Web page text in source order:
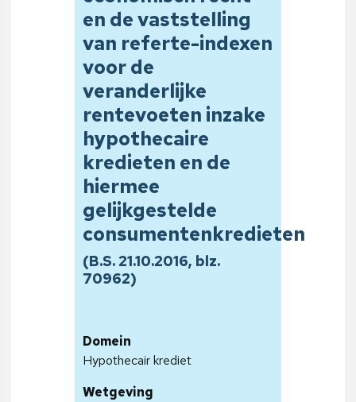
en de vaststelling
van referte-indexen
voor de
veranderlijke
rentevoeten inzake
hypothecaire
kredieten en de
hiermee
gelijkgestelde
consumentenkredieten
(B.S. 21.10.2016, blz.
70962)
Domein
Hypothecair krediet
Wetgeving